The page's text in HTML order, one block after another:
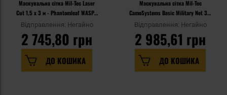
Маскувальна сітка Mil-Tec Laser
Cut 1,5 x 3 м - Phantomleaf WASP I
Z2
Відправлення: Негайно
2 745,80 грн
ДО КОШИКА
Маскувальна сітка Mil-Tec
CamoSystems Basic Military Net 3 x
3 м - Woodland
Відправлення: Негайно
2 985,61 грн
ДО КОШИКА